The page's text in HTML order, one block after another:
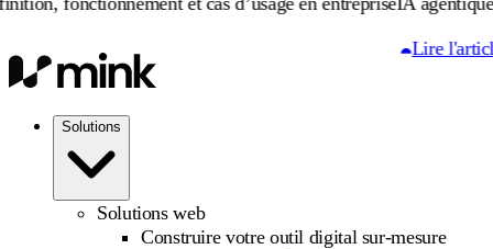
Lire l'article
Solutions
Solutions web
Construire votre outil digital sur-mesure